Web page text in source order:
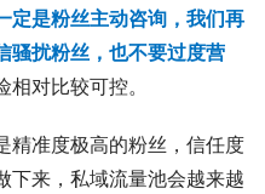
定是粉丝主动咨询，我们再
骚扰粉丝，也不要过度营
对比较可控。
精准度极高的粉丝，信任度
下来，私域流量池会越来越